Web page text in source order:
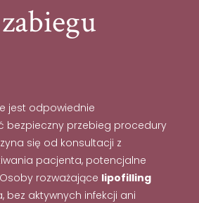
jest odpowiednie
przebieg procedury
się od konsultacji z
pacjenta, potencjalne
rozważające lipofilling
aktywnych infekcji ani